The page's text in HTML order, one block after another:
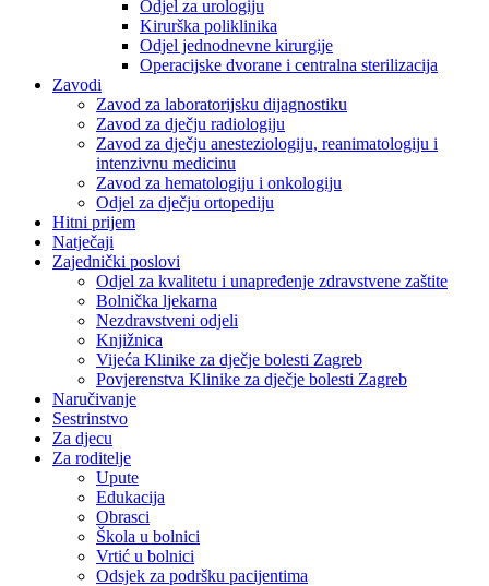
Odjel za urologiju
Kirurška poliklinika
Odjel jednodnevne kirurgije
Operacijske dvorane i centralna sterilizacija
Zavodi
Zavod za laboratorijsku dijagnostiku
Zavod za dječju radiologiju
Zavod za dječju anesteziologiju, reanimatologiju i
intenzivnu medicinu
Zavod za hematologiju i onkologiju
Odjel za dječju ortopediju
Hitni prijem
Natječaji
Zajednički poslovi
Odjel za kvalitetu i unapređenje zdravstvene zaštite
Bolnička ljekarna
Nezdravstveni odjeli
Knjižnica
Vijeća Klinike za dječje bolesti Zagreb
Povjerenstva Klinike za dječje bolesti Zagreb
Naručivanje
Sestrinstvo
Za djecu
Za roditelje
Upute
Edukacija
Obrasci
Škola u bolnici
Vrtić u bolnici
Odsjek za podršku pacijentima